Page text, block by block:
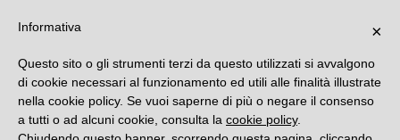
×
Informativa
Questo sito o gli strumenti terzi da questo utilizzati si avvalgono
di cookie necessari al funzionamento ed utili alle finalità illustrate
nella cookie policy. Se vuoi saperne di più o negare il consenso
a tutti o ad alcuni cookie, consulta la cookie policy.